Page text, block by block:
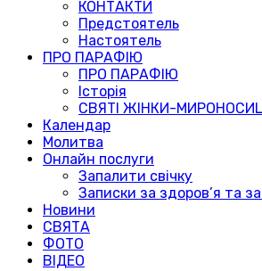
КОНТАКТИ
Предстоятель
Настоятель
ПРО ПАРАФІЮ
ПРО ПАРАФІЮ
Історія
СВЯТІ ЖІНКИ-
Календар
Молитва
Онлайн послуги
Запалити свічку
Записки за здоров’я та за
Новини
СВЯТА
ФОТО
ВІДЕО